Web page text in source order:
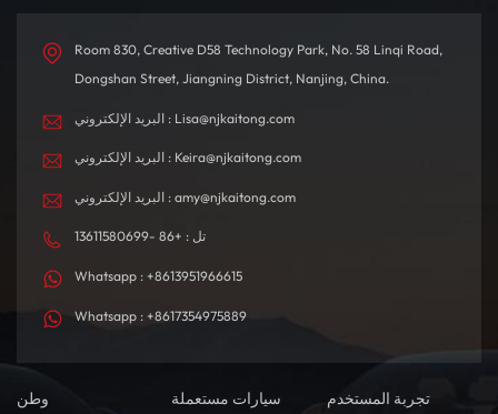
Room 830, Creative D58 Technology Park, No. 58 Linqi Road,
Dongshan Street, Jiangning District, Nanjing, China.
البريد الإلكتروني : Lisa@njkaitong.com
البريد الإلكتروني : Keira@njkaitong.com
البريد الإلكتروني : amy@njkaitong.com
تل : +86 -13611580699
Whatsapp : +8613951966615
Whatsapp : +8617354975889
وطن سيارات مستعملة تجربة المستخدم